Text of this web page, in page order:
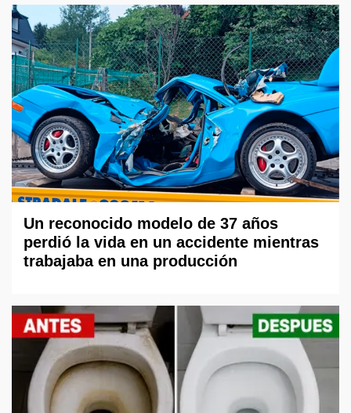
Un reconocido modelo de 37 años
perdió la vida en un accidente mientras
trabajaba en una producción